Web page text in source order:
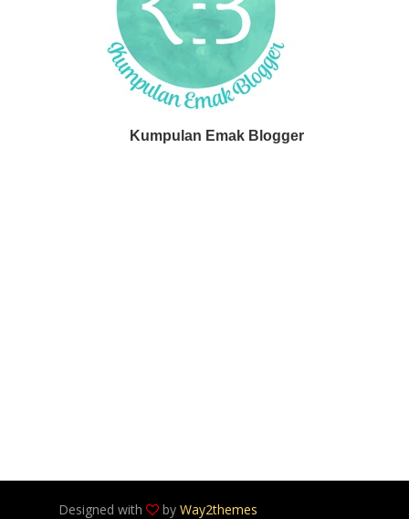
Kumpulan Emak Blogger
Designed with by Way2themes